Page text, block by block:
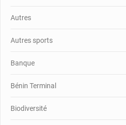
Autres
Autres sports
Banque
Bénin Terminal
Biodiversité